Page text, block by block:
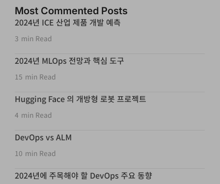
Most Commented Posts
2024년 ICE 산업 제품 개발 예측
3 min Read
2024년 MLOps 전망과 핵심 도구
15 min Read
Hugging Face 의 개방형 로봇 프로젝트
4 min Read
DevOps vs ALM
10 min Read
2024년에 주목해야 할 DevOps 주요 동향